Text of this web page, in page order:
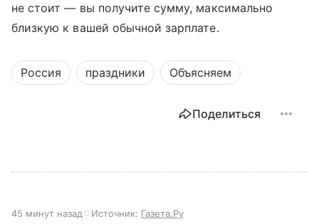
не стоит — вы получите сумму, максимально
близкую к вашей обычной зарплате.
Россия праздники Объясняем
Поделиться
45 минут назад Источник: Газета.Ру